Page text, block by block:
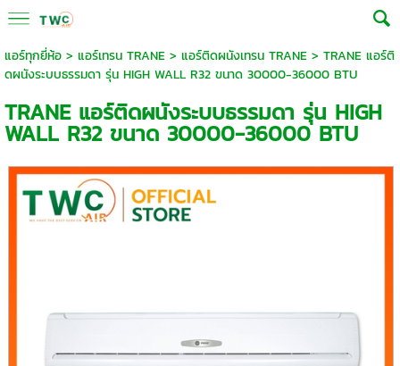
แอร์ทุกยี่ห้อ> แอร์เทรน TRANE> แอร์ติดผนังเทรน TRANE> TRANE แอร์ติ
ดผนังระบบธรรมดา รุ่น HIGH WALL R32 ขนาด 30000-36000 BTU
TRANE แอร์ติดผนังระบบธรรมดา รุ่น HIGH
WALL R32 ขนาด 30000-36000 BTU